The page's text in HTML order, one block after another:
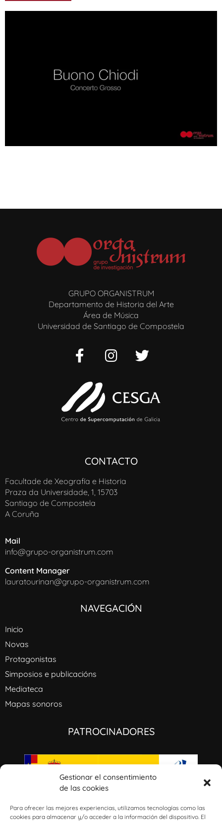
Gestionar el consentimiento
de las cookies
Para ofrecer las mejores experiencias, utilizamos tecnologías como las
cookies para almacenar y/o acceder a la información del dispositivo. El
GRUPO ORGANISTRUM
Departamento de Historia del Arte
Área de Música
Universidad de Santiago de Compostela
CONTACTO
Facultade de Xeografía e Historia
Praza da Universidade, 1, 15703
Santiago de Compostela
A Coruña
Mail
info@grupo-organistrum.com
Content Manager
lauratourinan@grupo-organistrum.com
NAVEGACIÓN
Inicio
Novas
Protagonistas
Simposios e publicacións
Mediateca
Mapas sonoros
PATROCINADORES